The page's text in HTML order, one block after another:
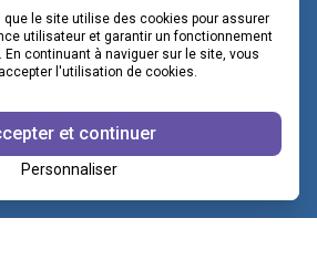
de La Coop CNV
que le site utilise des cookies pour assurer
utilisateur et garantir un fonctionnement
En continuant à naviguer sur le site, vous
l'utilisation de cookies.
et continuer
Personnaliser